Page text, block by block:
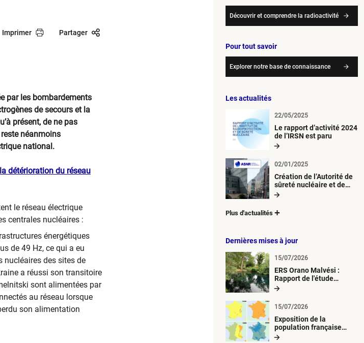
Imprimer Partager
par les bombardements
de secours et la
présent, de ne pas
néanmoins
national.
détérioration du réseau
le réseau électrique
centrales nucléaires :
énergétiques
de 49 Hz, ce qui a eu
nucléaires des sites de
a réussi son transitoire
sont alimentées par
au réseau lorsque
son alimentation
Découvrir et comprendre la radioactivité
Pour tout savoir
Explorer notre base de connaissance
Les actualités
Le rapport d’activité 2024
de l’IRSN est paru
22/05/2025
Création de l’Autorité de
sûreté nucléaire et de
radioprotection (ASNR)
02/01/2025
Plus d'actualités
Dernières mises à jour
ERS Orano Malvési :
Rapport de l'étude
radiologique du milieu
15/07/2026
Exposition de la
population française
métropolitaine aux
15/07/2026